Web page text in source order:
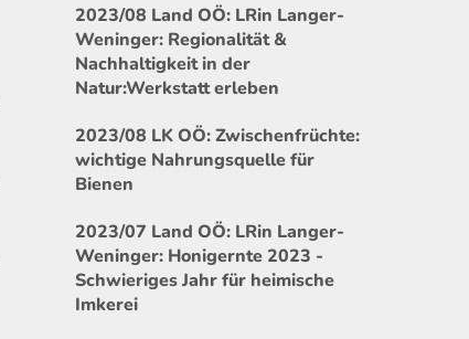
2023/08 Land OÖ: LRin Langer-
Weninger: Regionalität &
Nachhaltigkeit in der
Natur:Werkstatt erleben
2023/08 LK OÖ: Zwischenfrüchte:
wichtige Nahrungsquelle für
Bienen
2023/07 Land OÖ: LRin Langer-
Weninger: Honigernte 2023 -
Schwieriges Jahr für heimische
Imkerei